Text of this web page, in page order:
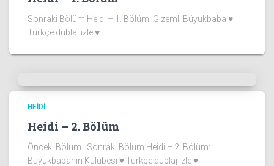
Sonraki Bölüm Heidi – 1. Bölüm: Gizemli Büyükbaba ♥
Türkçe dublaj izle ♥
HEIDI
Heidi – 2. Bölüm
Önceki Bölüm Sonraki Bölüm Heidi – 2. Bölüm:
Büyükbabanın Kulübesi ♥ Türkçe dublaj izle ♥